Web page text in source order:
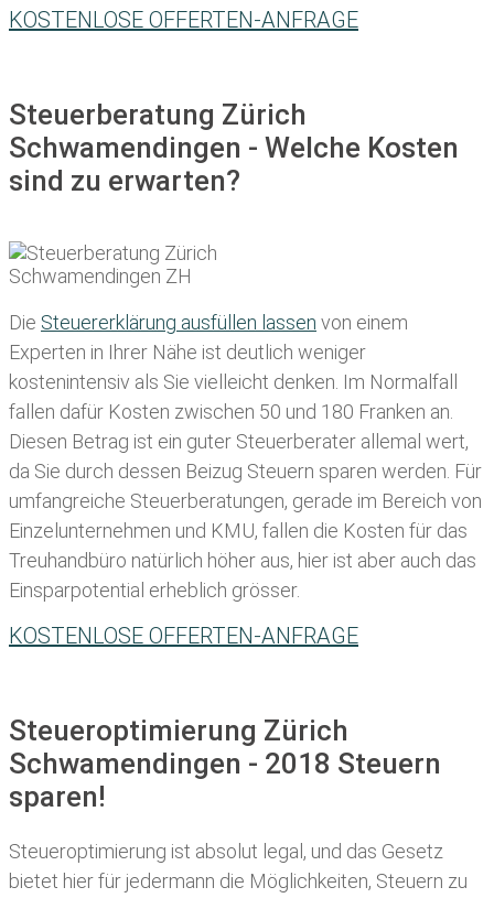
KOSTENLOSE OFFERTEN-ANFRAGE
Steuerberatung Zürich
Schwamendingen - Welche Kosten
sind zu erwarten?
Die Steuererklärung ausfüllen lassen von einem
Experten in Ihrer Nähe ist deutlich weniger
kostenintensiv als Sie vielleicht denken. Im Normalfall
fallen dafür Kosten zwischen 50 und 180 Franken an.
Diesen Betrag ist ein guter Steuerberater allemal wert,
da Sie durch dessen Beizug Steuern sparen werden. Für
umfangreiche Steuerberatungen, gerade im Bereich von
Einzelunternehmen und KMU, fallen die Kosten für das
Treuhandbüro natürlich höher aus, hier ist aber auch das
Einsparpotential erheblich grösser.
KOSTENLOSE OFFERTEN-ANFRAGE
Steueroptimierung Zürich
Schwamendingen - 2018 Steuern
sparen!
Steueroptimierung ist absolut legal, und das Gesetz
bietet hier für jedermann die Möglichkeiten, Steuern zu